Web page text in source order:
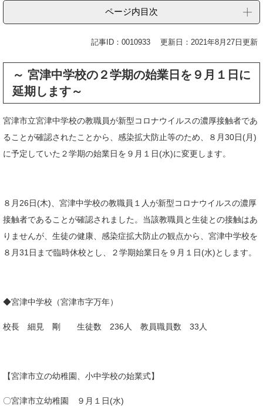
ページ内目次
記事ID：0010933 更新日：2021年8月27日更新
～ 宮津中学校の２学期の始業日を９月１日に
延期します～
宮津市立宮津中学校の教職員が新型コロナウイルスの濃厚接触者であ
ることが確認されたことから、感染拡大防止等のため、８月30日(月)
に予定していた２学期の始業日を９月１日(水)に変更します。
８月26日(木)、宮津中学校の教職員１人が新型コロナウイルスの濃厚
接触者であることが確認されました。当該教職員と生徒との接触はあ
りませんが、生徒の健康、感染症拡大防止の観点から、宮津中学校を
８月31日まで臨時休校とし、２学期始業日を９月１日(水)とします。
◆宮津中学校（宮津市字万年）
校長 細見 剛 生徒数 236人 教員職員数 33人
【宮津市立の幼稚園、小中学校の始業式】
〇宮津市立幼稚園 ９月１日(水)